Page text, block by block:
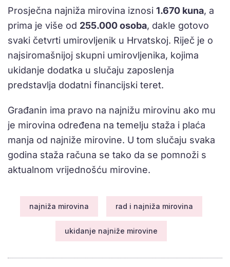
Prosječna najniža mirovina iznosi 1.670 kuna, a
prima je više od 255.000 osoba, dakle gotovo
svaki četvrti umirovljenik u Hrvatskoj. Riječ je o
najsiromašnijoj skupni umirovljenika, kojima
ukidanje dodatka u slučaju zaposlenja
predstavlja dodatni financijski teret.
Građanin ima pravo na najnižu mirovinu ako mu
je mirovina određena na temelju staža i plaća
manja od najniže mirovine. U tom slučaju svaka
godina staža računa se tako da se pomnoži s
aktualnom vrijednošću mirovine.
najniža mirovina rad i najniža mirovina
ukidanje najniže mirovine